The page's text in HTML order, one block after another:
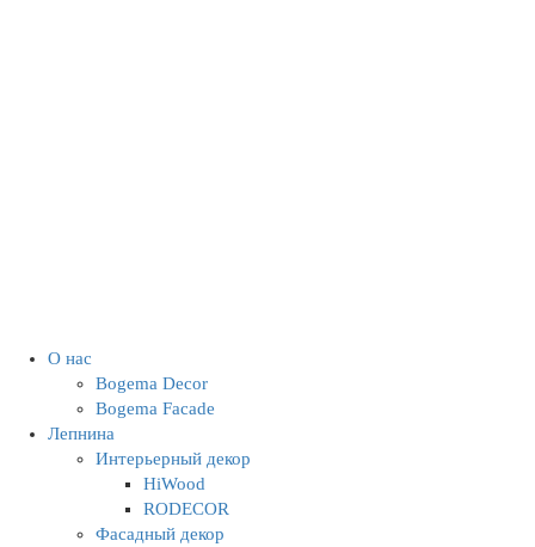
О нас
Bogema Decor
Bogema Facade
Лепнина
Интерьерный декор
HiWood
RODECOR
Фасадный декор